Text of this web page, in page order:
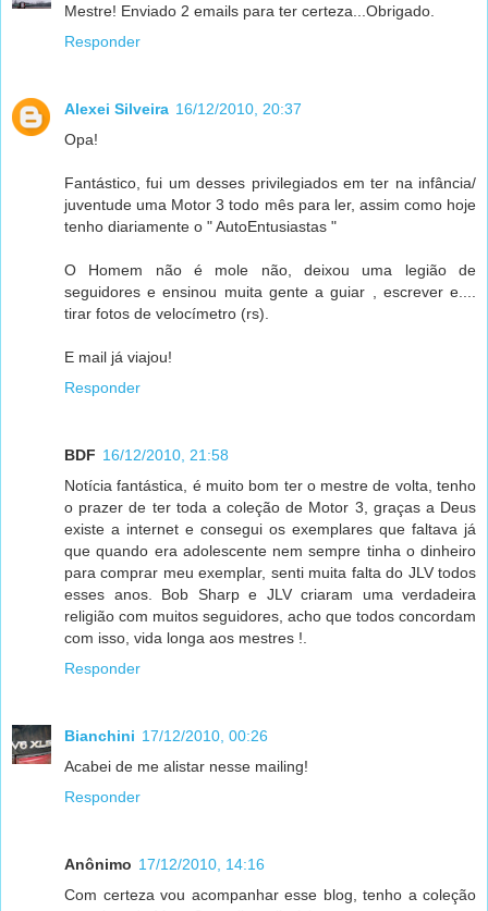
Mestre! Enviado 2 emails para ter certeza...Obrigado.
Responder
Alexei Silveira 16/12/2010, 20:37
Opa!
Fantástico, fui um desses privilegiados em ter na infância/
juventude uma Motor 3 todo mês para ler, assim como hoje
tenho diariamente o " AutoEntusiastas "
O Homem não é mole não, deixou uma legião de
seguidores e ensinou muita gente a guiar , escrever e....
tirar fotos de velocímetro (rs).
E mail já viajou!
Responder
BDF 16/12/2010, 21:58
Notícia fantástica, é muito bom ter o mestre de volta, tenho
o prazer de ter toda a coleção de Motor 3, graças a Deus
existe a internet e consegui os exemplares que faltava já
que quando era adolescente nem sempre tinha o dinheiro
para comprar meu exemplar, senti muita falta do JLV todos
esses anos. Bob Sharp e JLV criaram uma verdadeira
religião com muitos seguidores, acho que todos concordam
com isso, vida longa aos mestres !.
Responder
Bianchini 17/12/2010, 00:26
Acabei de me alistar nesse mailing!
Responder
Anônimo 17/12/2010, 14:16
Com certeza vou acompanhar esse blog, tenho a coleção